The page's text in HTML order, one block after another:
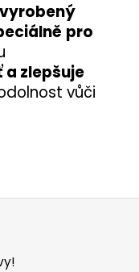
pro
a zlepšuje
vůči